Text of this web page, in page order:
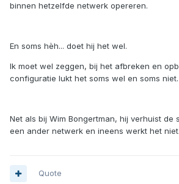
binnen hetzelfde netwerk opereren.
En soms hèh... doet hij het wel.
Ik moet wel zeggen, bij het afbreken en
configuratie lukt het soms wel en soms niet.
Net als bij Wim Bongertman, hij verhuist de
een ander netwerk en ineens werkt het niet.
Quote